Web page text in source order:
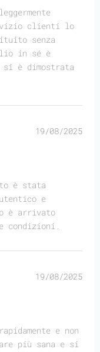
clienti lo
senza
in sé è
è dimostrata
19/08/2025
è stata
e
è arrivato
condizioni.
19/08/2025
e non
più sana e si